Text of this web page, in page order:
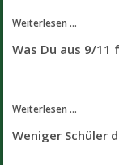
Weiterlesen ...
Was Du aus 9/11
Weiterlesen ...
Weniger Schüler